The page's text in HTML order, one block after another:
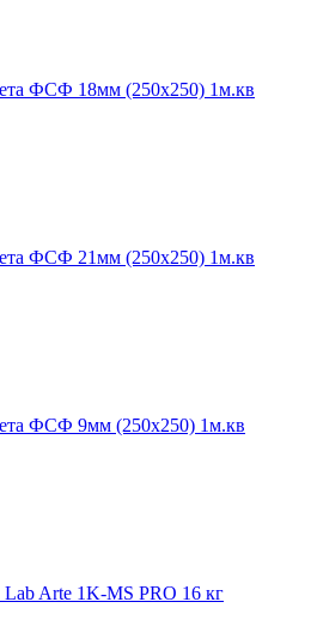
ФСФ 18мм (250х250) 1м.кв
ФСФ 21мм (250х250) 1м.кв
ФСФ 9мм (250х250) 1м.кв
Arte 1K-MS PRO 16 кг